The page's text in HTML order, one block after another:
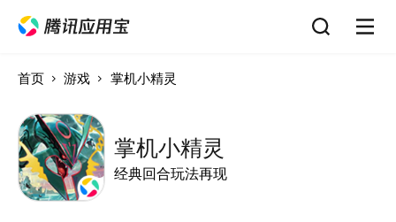
首页 游戏 掌机小精灵
掌机小精灵
经典回合玩法再现